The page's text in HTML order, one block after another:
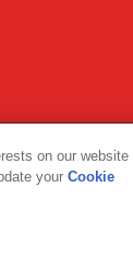
on our website
your Cookie